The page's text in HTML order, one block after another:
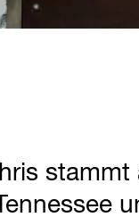
stammt